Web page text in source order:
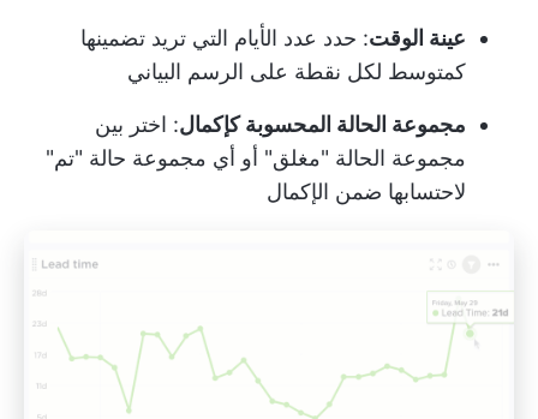
عينة الوقت: حدد عدد الأيام التي تريد تضمينها
كمتوسط لكل نقطة على الرسم البياني
مجموعة الحالة المحسوبة كإكمال: اختر بين
مجموعة الحالة "مغلق" أو أي مجموعة حالة "تم"
لاحتسابها ضمن الإكمال